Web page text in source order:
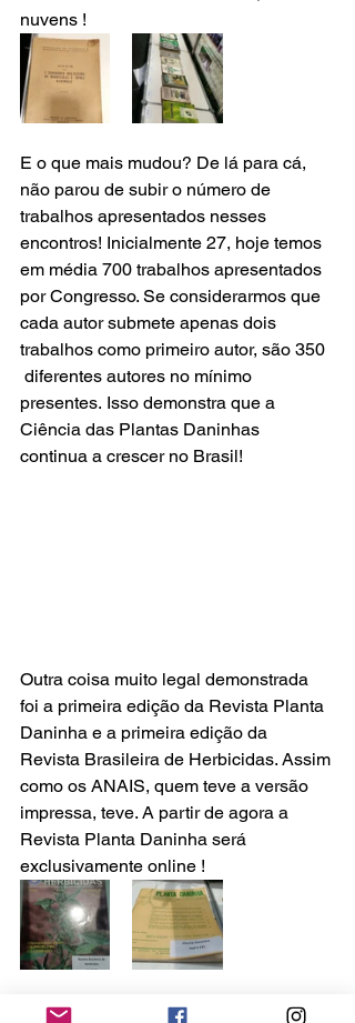
nuvens !
E o que mais mudou? De lá para cá,
não parou de subir o número de
trabalhos apresentados nesses
encontros! Inicialmente 27, hoje temos
em média 700 trabalhos apresentados
por Congresso. Se considerarmos que
cada autor submete apenas dois
trabalhos como primeiro autor, são 350
diferentes autores no mínimo
presentes. Isso demonstra que a
Ciência das Plantas Daninhas
continua a crescer no Brasil!
Outra coisa muito legal demonstrada
foi a primeira edição da Revista Planta
Daninha e a primeira edição da
Revista Brasileira de Herbicidas. Assim
como os ANAIS, quem teve a versão
impressa, teve. A partir de agora a
Revista Planta Daninha será
exclusivamente online !
Conclui-se que a ciência avança, e